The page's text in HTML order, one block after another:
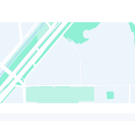
先请网红带货，领导代言、把央视直
元，企业现已成为全国水生蔬菜加工